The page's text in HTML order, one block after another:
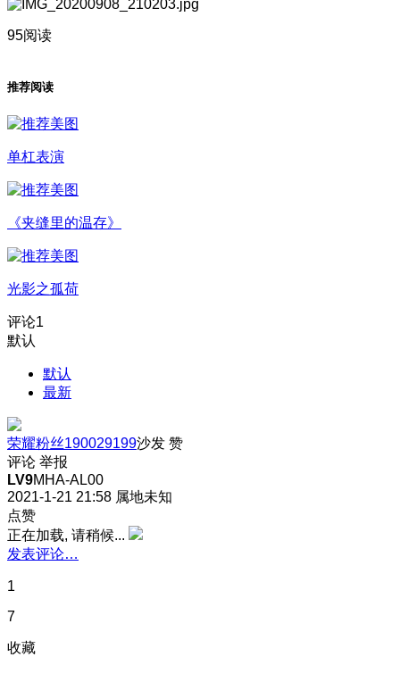
95阅读
推荐阅读
单杠表演
《夹缝里的温存》
光影之孤荷
评论1
默认
默认
最新
荣耀粉丝190029199沙发 赞
评论 举报
LV9MHA-AL00
2021-1-21 21:58 属地未知
点赞
正在加载, 请稍候...
发表评论…
1
7
收藏